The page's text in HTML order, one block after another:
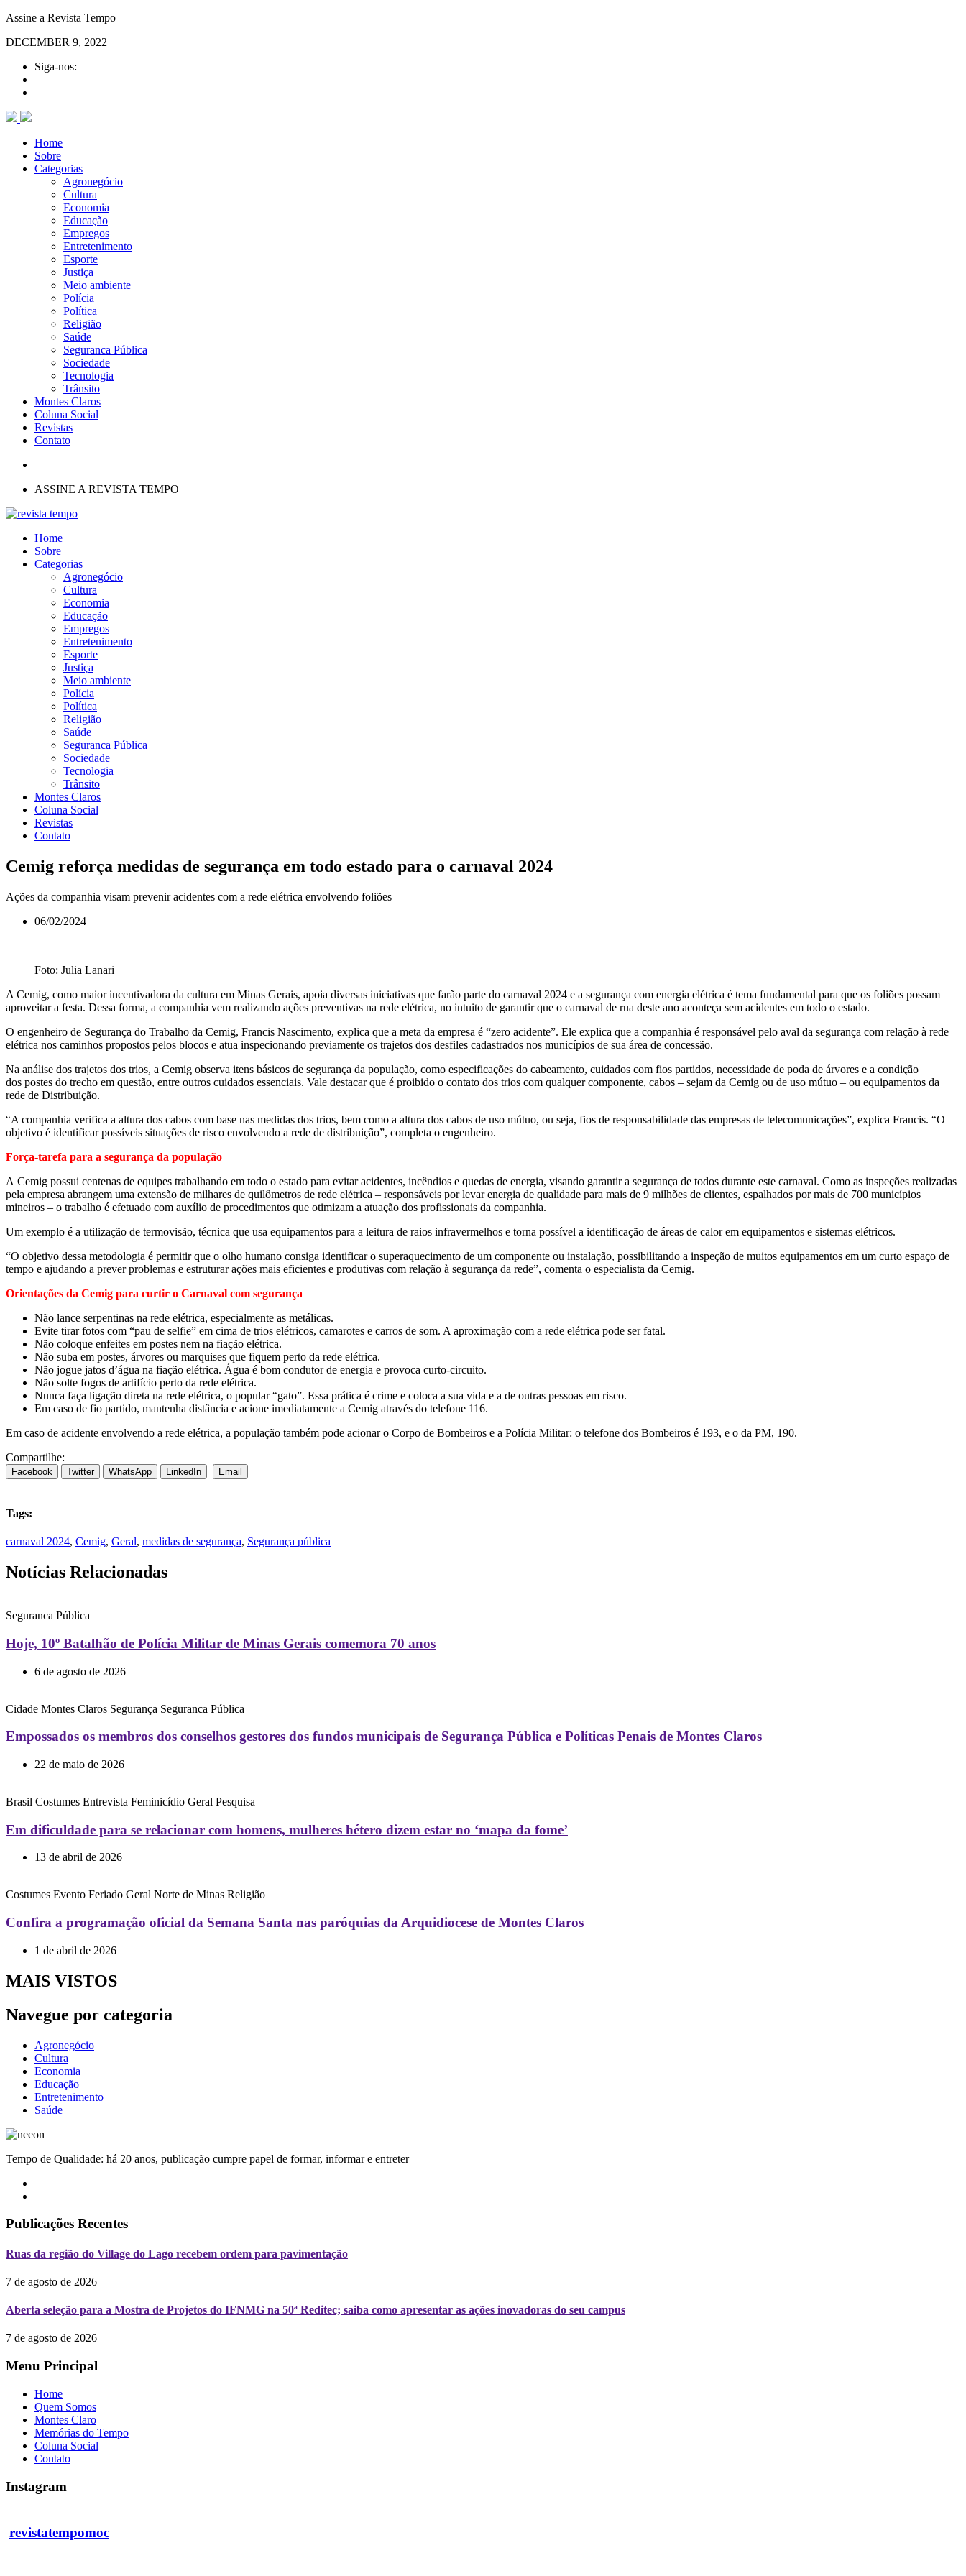
Assine a Revista Tempo
DECEMBER 9, 2022
Siga-nos:
Home
Sobre
Categorias
Agronegócio
Cultura
Economia
Educação
Empregos
Entretenimento
Esporte
Justiça
Meio ambiente
Polícia
Política
Religião
Saúde
Seguranca Pública
Sociedade
Tecnologia
Trânsito
Montes Claros
Coluna Social
Revistas
Contato
ASSINE A REVISTA TEMPO
Home
Sobre
Categorias
Agronegócio
Cultura
Economia
Educação
Empregos
Entretenimento
Esporte
Justiça
Meio ambiente
Polícia
Política
Religião
Saúde
Seguranca Pública
Sociedade
Tecnologia
Trânsito
Montes Claros
Coluna Social
Revistas
Contato
Cemig reforça medidas de segurança em todo estado para o carnaval 2024
Ações da companhia visam prevenir acidentes com a rede elétrica envolvendo foliões
06/02/2024
Foto: Julia Lanari
A Cemig, como maior incentivadora da cultura em Minas Gerais, apoia diversas iniciativas que farão parte do carnaval 2024 e a segurança com energia elétrica é tema fundamental para que os foliões possam
aproveitar a festa. Dessa forma, a companhia vem realizando ações preventivas na rede elétrica, no intuito de garantir que o carnaval de rua deste ano aconteça sem acidentes em todo o estado.
O engenheiro de Segurança do Trabalho da Cemig, Francis Nascimento, explica que a meta da empresa é “zero acidente”. Ele explica que a companhia é responsável pelo aval da segurança com relação à rede
elétrica nos caminhos propostos pelos blocos e atua inspecionando previamente os trajetos dos desfiles cadastrados nos municípios de sua área de concessão.
Na análise dos trajetos dos trios, a Cemig observa itens básicos de segurança da população, como especificações do cabeamento, cuidados com fios partidos, necessidade de poda de árvores e a condição
dos postes do trecho em questão, entre outros cuidados essenciais. Vale destacar que é proibido o contato dos trios com qualquer componente, cabos – sejam da Cemig ou de uso mútuo – ou equipamentos da
rede de Distribuição.
“A companhia verifica a altura dos cabos com base nas medidas dos trios, bem como a altura dos cabos de uso mútuo, ou seja, fios de responsabilidade das empresas de telecomunicações”, explica Francis. “O
objetivo é identificar possíveis situações de risco envolvendo a rede de distribuição”, completa o engenheiro.
Força-tarefa para a segurança da população
A Cemig possui centenas de equipes trabalhando em todo o estado para evitar acidentes, incêndios e quedas de energia, visando garantir a segurança de todos durante este carnaval. Como as inspeções realizadas
pela empresa abrangem uma extensão de milhares de quilômetros de rede elétrica – responsáveis por levar energia de qualidade para mais de 9 milhões de clientes, espalhados por mais de 700 municípios
mineiros – o trabalho é efetuado com auxílio de procedimentos que otimizam a atuação dos profissionais da companhia.
Um exemplo é a utilização de termovisão, técnica que usa equipamentos para a leitura de raios infravermelhos e torna possível a identificação de áreas de calor em equipamentos e sistemas elétricos.
“O objetivo dessa metodologia é permitir que o olho humano consiga identificar o superaquecimento de um componente ou instalação, possibilitando a inspeção de muitos equipamentos em um curto espaço de
tempo e ajudando a prever problemas e estruturar ações mais eficientes e produtivas com relação à segurança da rede”, comenta o especialista da Cemig.
Orientações da Cemig para curtir o Carnaval com segurança
Não lance serpentinas na rede elétrica, especialmente as metálicas.
Evite tirar fotos com “pau de selfie” em cima de trios elétricos, camarotes e carros de som. A aproximação com a rede elétrica pode ser fatal.
Não coloque enfeites em postes nem na fiação elétrica.
Não suba em postes, árvores ou marquises que fiquem perto da rede elétrica.
Não jogue jatos d’água na fiação elétrica. Água é bom condutor de energia e provoca curto-circuito.
Não solte fogos de artifício perto da rede elétrica.
Nunca faça ligação direta na rede elétrica, o popular “gato”. Essa prática é crime e coloca a sua vida e a de outras pessoas em risco.
Em caso de fio partido, mantenha distância e acione imediatamente a Cemig através do telefone 116.
Em caso de acidente envolvendo a rede elétrica, a população também pode acionar o Corpo de Bombeiros e a Polícia Militar: o telefone dos Bombeiros é 193, e o da PM, 190.
Compartilhe:
Facebook Twitter WhatsApp LinkedIn Email
Tags:
carnaval 2024, Cemig, Geral, medidas de segurança, Segurança pública
Notícias Relacionadas
Seguranca Pública
Hoje, 10º Batalhão de Polícia Militar de Minas Gerais comemora 70 anos
6 de agosto de 2026
Cidade Montes Claros Segurança Seguranca Pública
Empossados os membros dos conselhos gestores dos fundos municipais de Segurança Pública e Políticas Penais de Montes Claros
22 de maio de 2026
Brasil Costumes Entrevista Feminicídio Geral Pesquisa
Em dificuldade para se relacionar com homens, mulheres hétero dizem estar no ‘mapa da fome’
13 de abril de 2026
Costumes Evento Feriado Geral Norte de Minas Religião
Confira a programação oficial da Semana Santa nas paróquias da Arquidiocese de Montes Claros
1 de abril de 2026
MAIS VISTOS
Navegue por categoria
Agronegócio
Cultura
Economia
Educação
Entretenimento
Saúde
Tempo de Qualidade: há 20 anos, publicação cumpre papel de formar, informar e entreter
Publicações Recentes
Ruas da região do Village do Lago recebem ordem para pavimentação
7 de agosto de 2026
Aberta seleção para a Mostra de Projetos do IFNMG na 50ª Reditec; saiba como apresentar as ações inovadoras do seu campus
7 de agosto de 2026
Menu Principal
Home
Quem Somos
Montes Claro
Memórias do Tempo
Coluna Social
Contato
Instagram
revistatempomoc